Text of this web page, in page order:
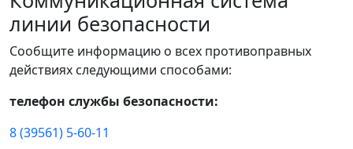
линии безопасности
Сообщите информацию о всех противоправных
действиях следующими способами:
телефон службы безопасности:
8 (39561) 5-60-11